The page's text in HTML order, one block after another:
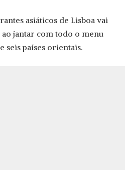
asiáticos de Lisboa vai
jantar com todo o menu
seis países orientais.